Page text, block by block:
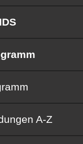
von A bis Z
A-Z